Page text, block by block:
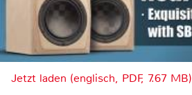
Jetzt laden (englisch, PDF, 7.67 MB)